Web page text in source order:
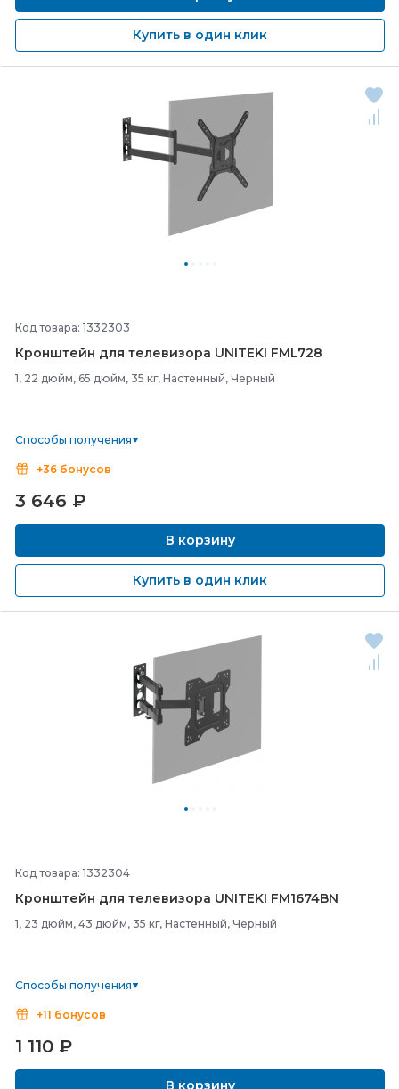
Купить в один клик
Код товара: 1332303
Кронштейн для телевизора UNITEKI FML728
1, 22 дюйм, 65 дюйм, 35 кг, Настенный, Черный
Способы получения
+36 бонусов
3 646 ₽
В корзину
Купить в один клик
Код товара: 1332304
Кронштейн для телевизора UNITEKI FM1674BN
1, 23 дюйм, 43 дюйм, 35 кг, Настенный, Черный
Способы получения
+11 бонусов
1 110 ₽
В корзину